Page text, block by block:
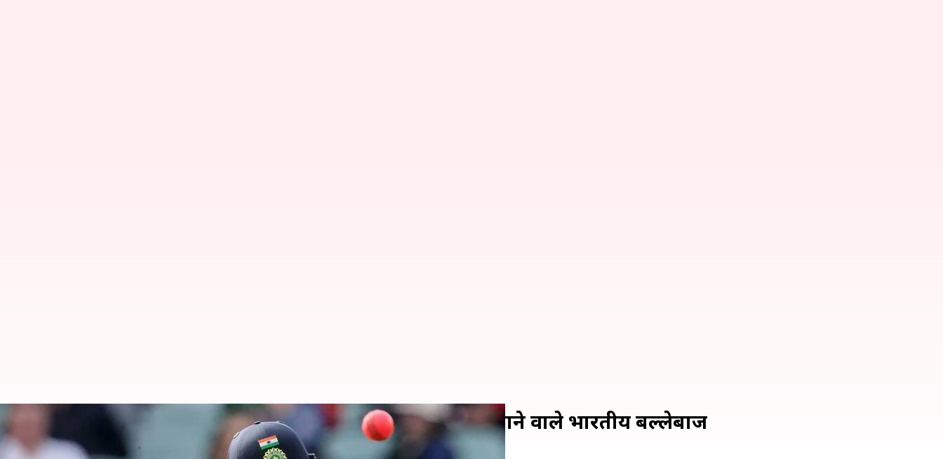
इंग्लैंड बनाम भारत, टेस्ट क्रिकेट: एजबेस्टन में सबसे ज्यादा रन बनाने वाले भारतीय बल्लेबाज
लेखन आदर्श कुमार Jun 25, 2025